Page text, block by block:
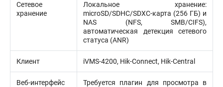
Сетевое
хранение
Локальное хранение:
microSD/SDHC/SDXC-карта (256 ГБ) и
NAS (NFS, SMB/CIFS),
автоматическая детекция сетевого
статуса (ANR)
Клиент iVMS-4200, Hik-Connect, Hik-Central
Веб-интерфейс
Требуется плагин для просмотра в